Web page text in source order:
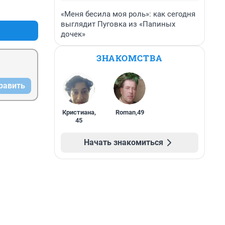
«Меня бесила моя роль»: как сегодня
выглядит Пуговка из «Папиных
дочек»
ЗНАКОМСТВА
Кристиана,
45
Roman,49
Начать знакомиться